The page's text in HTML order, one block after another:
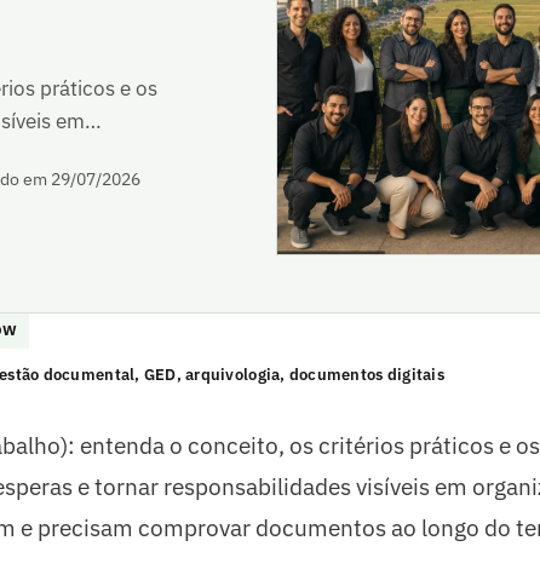
práticos e os
em…
em 29/07/2026
documental, GED, arquivologia, documentos digitais
entenda o conceito, os critérios práticos e os
e tornar responsabilidades visíveis em
e precisam comprovar documentos ao longo do